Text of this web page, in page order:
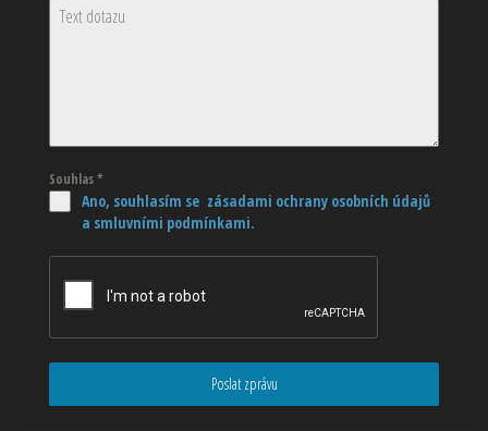
Souhlas*
Ano, souhlasím se zásadami ochrany osobních údajů
a smluvními podmínkami.
Poslat zprávu